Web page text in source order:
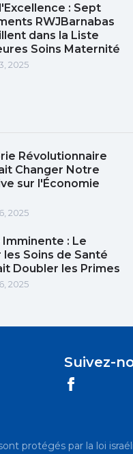
: Sept
RWJBarnabas
dans la Liste
Soins Maternité
2025
Révolutionnaire
Changer Notre
sur l'Économie
2025
Imminente : Le
les Soins de Santé
Doubler les Primes
2025
Suivez-
protégés par la loi